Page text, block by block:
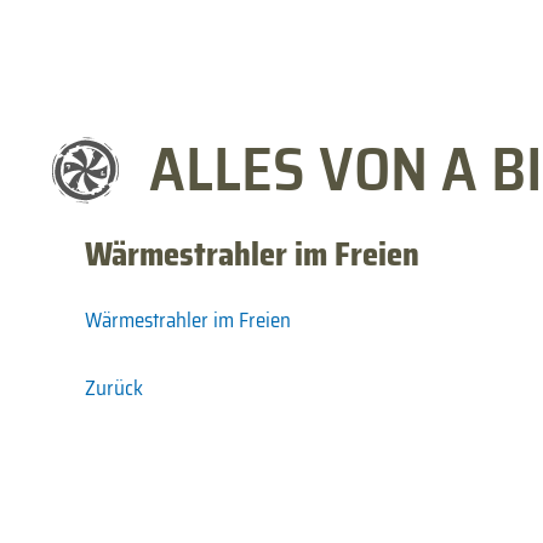
ALLES VON A
Wärmestrahler im Freien
Wärmestrahler im Freien
Zurück